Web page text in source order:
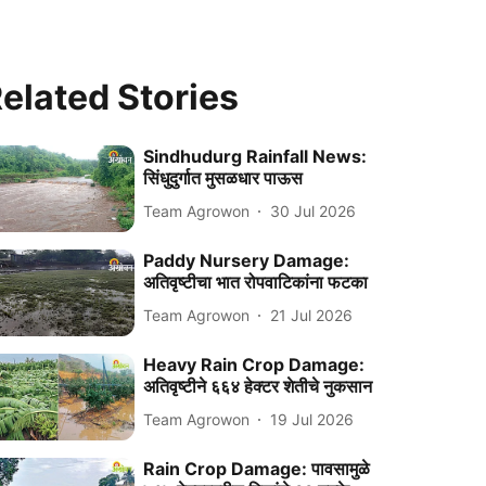
Stories
Sindhudurg Rainfall News:
सिंधुदुर्गात मुसळधार पाऊस
Team Agrowon 30 Jul 2026
Paddy Nursery Damage:
अतिवृष्टीचा भात रोपवाटिकांना फटका
Team Agrowon 21 Jul 2026
Heavy Rain Crop Damage:
अतिवृष्टीने ६६४ हेक्टर शेतीचे नुकसान
Team Agrowon 19 Jul 2026
Rain Crop Damage: पावसामुळे